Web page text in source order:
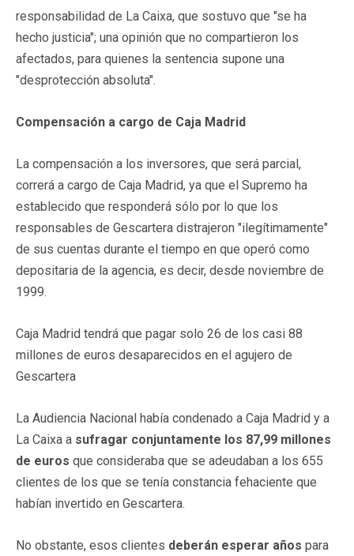
responsabilidad de La Caixa, que sostuvo que "se ha
hecho justicia"; una opinión que no compartieron los
afectados, para quienes la sentencia supone una
"desprotección absoluta".
Compensación a cargo de Caja Madrid
La compensación a los inversores, que será parcial,
correrá a cargo de Caja Madrid, ya que el Supremo ha
establecido que responderá sólo por lo que los
responsables de Gescartera distrajeron "ilegítimamente"
de sus cuentas durante el tiempo en que operó como
depositaria de la agencia, es decir, desde noviembre de
1999.
Caja Madrid tendrá que pagar solo 26 de los casi 88
millones de euros desaparecidos en el agujero de
Gescartera
La Audiencia Nacional había condenado a Caja Madrid y a
La Caixa a sufragar conjuntamente los 87,99 millones
de euros que consideraba que se adeudaban a los 655
clientes de los que se tenía constancia fehaciente que
habían invertido en Gescartera.
No obstante, esos clientes deberán esperar años para